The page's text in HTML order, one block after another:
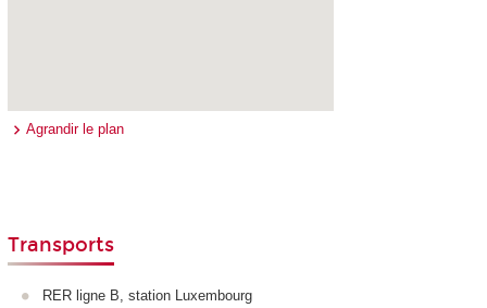
Agrandir le plan
Transports
RER ligne B, station Luxembourg